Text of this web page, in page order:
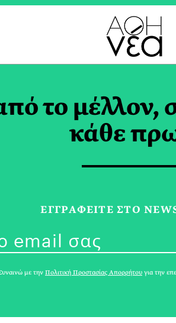
ΑΘΗΝΕΑ
το μέλλον,
κάθε
ΕΓΓPΑΦΕΙΤΕ ΣΤΟ
με τηνΠολιτική Προστασίας Απορρήτου για την